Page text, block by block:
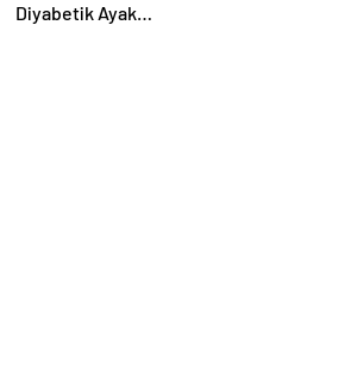
Diyabetik Ayak